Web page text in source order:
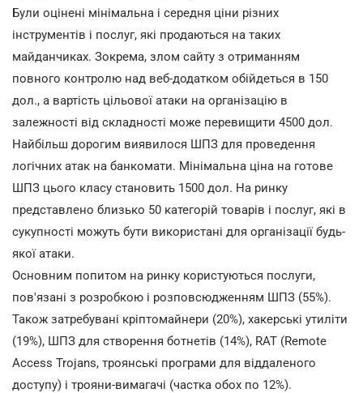
Були оцінені мінімальна і середня ціни різних
інструментів і послуг, які продаються на таких
майданчиках. Зокрема, злом сайту з отриманням
повного контролю над веб-додатком обійдеться в 150
дол., а вартість цільової атаки на організацію в
залежності від складності може перевищити 4500 дол.
Найбільш дорогим виявилося ШПЗ для проведення
логічних атак на банкомати. Мінімальна ціна на готове
ШПЗ цього класу становить 1500 дол. На ринку
представлено близько 50 категорій товарів і послуг, які в
сукупності можуть бути використані для організації будь-
якої атаки.
Основним попитом на ринку користуються послуги,
пов'язані з розробкою і розповсюдженням ШПЗ (55%).
Також затребувані кріптомайнери (20%), хакерські утиліти
(19%), ШПЗ для створення ботнетів (14%), RAT (Remote
Access Trojans, троянські програми для віддаленого
доступу) і трояни-вимагачі (частка обох по 12%).